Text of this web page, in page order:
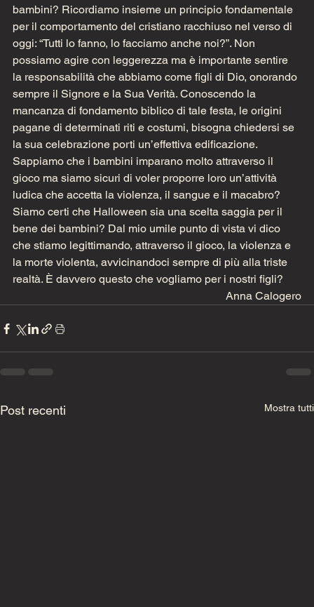
bambini? Ricordiamo insieme un principio fondamentale
per il comportamento del cristiano racchiuso nel verso di
oggi: “Tutti lo fanno, lo facciamo anche noi?”. Non
possiamo agire con leggerezza ma è importante sentire
la responsabilità che abbiamo come figli di Dio, onorando
sempre il Signore e la Sua Verità. Conoscendo la
mancanza di fondamento biblico di tale festa, le origini
pagane di determinati riti e costumi, bisogna chiedersi se
la sua celebrazione porti un’effettiva edificazione.
Sappiamo che i bambini imparano molto attraverso il
gioco ma siamo sicuri di voler proporre loro un’attività
ludica che accetta la violenza, il sangue e il macabro?
Siamo certi che Halloween sia una scelta saggia per il
bene dei bambini? Dal mio umile punto di vista vi dico
che stiamo legittimando, attraverso il gioco, la violenza e
la morte violenta, avvicinandoci sempre di più alla triste
realtà. È davvero questo che vogliamo per i nostri figli?
Anna Calogero
Post recenti Mostra tutti